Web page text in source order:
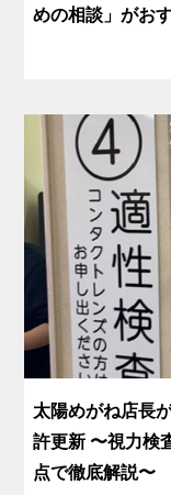
めの相談」がお
太陽めがね店長
許更新 〜視力検
点で徹底解説〜